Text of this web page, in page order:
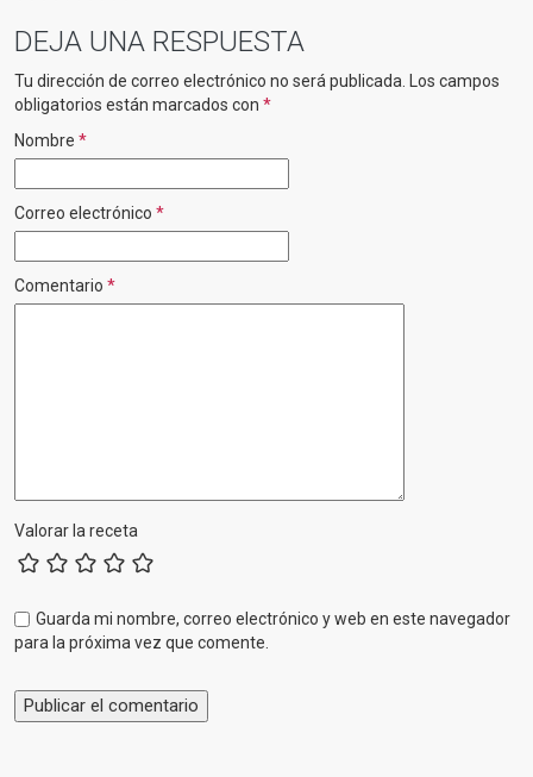
DEJA UNA RESPUESTA
Tu dirección de correo electrónico no será publicada.
Los campos
obligatorios están marcados con *
Nombre *
Correo electrónico *
Comentario *
Valorar la receta
Guarda mi nombre, correo electrónico y web en este navegador
para la próxima vez que comente.